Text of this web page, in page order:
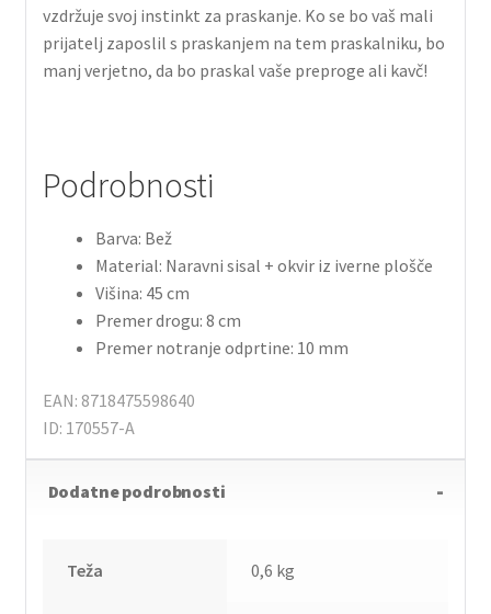
vzdržuje svoj instinkt za praskanje. Ko se bo vaš mali
prijatelj zaposlil s praskanjem na tem praskalniku, bo
manj verjetno, da bo praskal vaše preproge ali kavč!
Podrobnosti
Barva: Bež
Material: Naravni sisal + okvir iz iverne plošče
Višina: 45 cm
Premer drogu: 8 cm
Premer notranje odprtine: 10 mm
EAN: 8718475598640
ID: 170557-A
Dodatne podrobnosti
Teža 0,6 kg